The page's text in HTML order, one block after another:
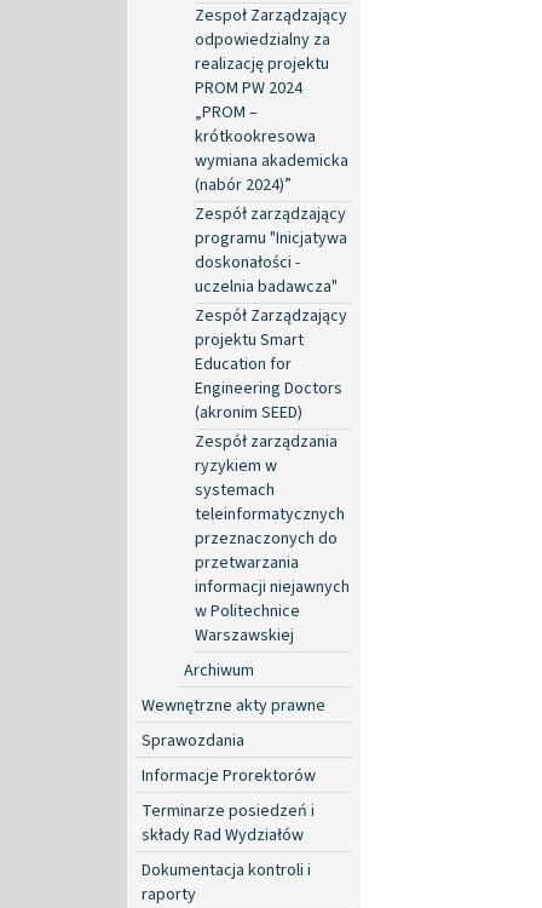
Zespoł Zarządzający
odpowiedzialny za
realizację projektu
PROM PW 2024
„PROM –
krótkookresowa
wymiana akademicka
(nabór 2024)”
Zespół zarządzający
programu "Inicjatywa
doskonałości -
uczelnia badawcza"
Zespół Zarządzający
projektu Smart
Education for
Engineering Doctors
(akronim SEED)
Zespół zarządzania
ryzykiem w
systemach
teleinformatycznych
przeznaczonych do
przetwarzania
informacji niejawnych
w Politechnice
Warszawskiej
Archiwum
Wewnętrzne akty prawne
Sprawozdania
Informacje Prorektorów
Terminarze posiedzeń i
składy Rad Wydziałów
Dokumentacja kontroli i
raporty